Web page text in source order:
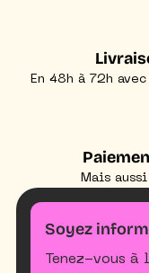
En 48h à 72h
Mais
Soyez
Tenez-vous à